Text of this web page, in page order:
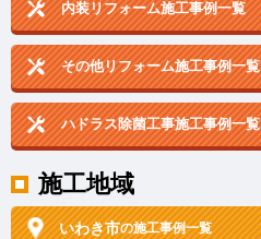
内装リフォーム施工事例一覧
その他リフォーム施工事例一覧
ハドラス除菌工事施工事例一覧
施工地域
いわき市の施工事例一覧